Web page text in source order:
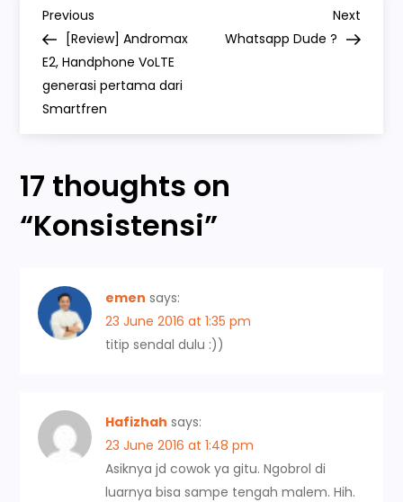
P
o
s
n
a
v
i
a
t
Previous
Post
Previous
[Review] Andromax
E2, Handphone VoLTE
generasi pertama dari
Smartfren
Next
Post
Next
Whatsapp Dude ?
17 thoughts on
“Konsistensi”
emen says:
23 June 2016 at 1:35 pm
titip sendal dulu :))
Hafizhah says:
23 June 2016 at 1:48 pm
Asiknya jd cowok ya gitu. Ngobrol di
luarnya bisa sampe tengah malem. Hih.